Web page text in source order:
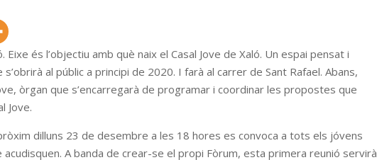
és l’objectiu amb què naix el Casal Jove de Xaló. Un espai pensat i
al públic a principi de 2020. I farà al carrer de Sant Rafael. Abans,
òrgan que s’encarregarà de programar i coordinar les propostes que
Jove.
dilluns 23 de desembre a les 18 hores es convoca a tots els jóvens
acudisquen. A banda de crear-se el propi Fòrum, esta primera reunió servirà